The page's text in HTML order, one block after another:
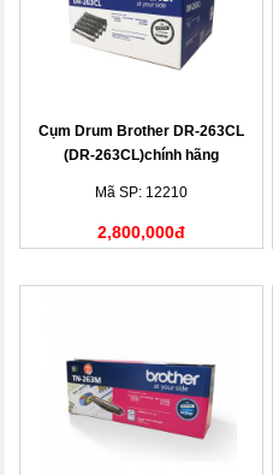
Cụm Drum Brother DR-263CL
(DR-263CL)chính hãng
Mã SP: 12210
2,800,000đ